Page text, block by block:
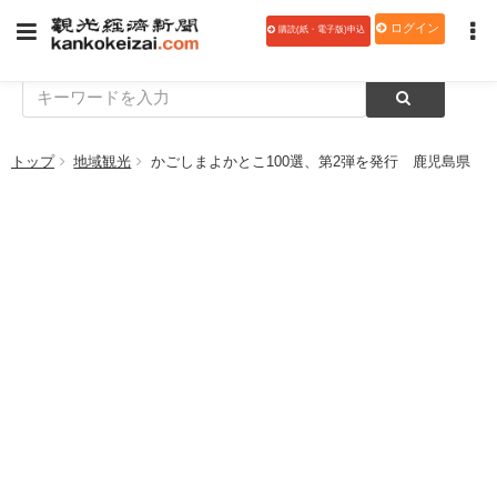
購読(紙・電子版)申込 ログイン
トップ 地域観光 かごしまよかとこ100選、第2弾を発行 鹿児島県